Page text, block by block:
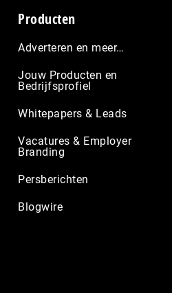
Producten
Adverteren en meer…
Jouw Producten en
Bedrijfsprofiel
Whitepapers & Leads
Vacatures & Employer
Branding
Persberichten
Blogwire